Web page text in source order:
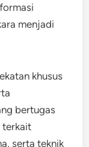
menjadi
khusus
bertugas
terkait
serta teknik